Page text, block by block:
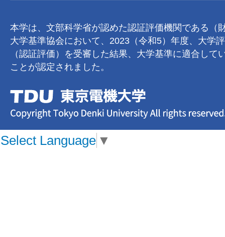
本学は、文部科学省が認めた認証評価機関である（
大学基準協会において、2023（令和5）年度、大学
（認証評価）を受審した結果、大学基準に適合して
ことが認定されました。
Select Language ▼